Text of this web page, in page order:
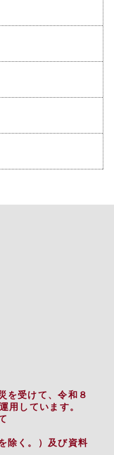
を受けて、令和８
用しています。
除く。）及び資料